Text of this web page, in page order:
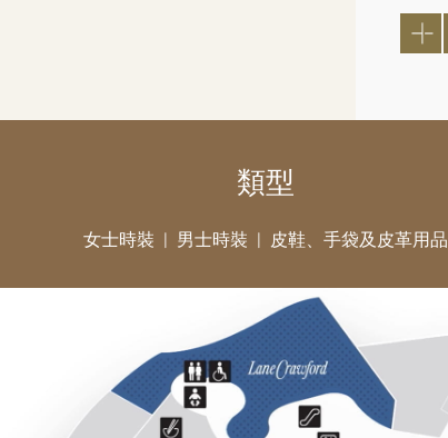
類型
女士時裝 男士時裝 皮鞋、手袋及皮革用品